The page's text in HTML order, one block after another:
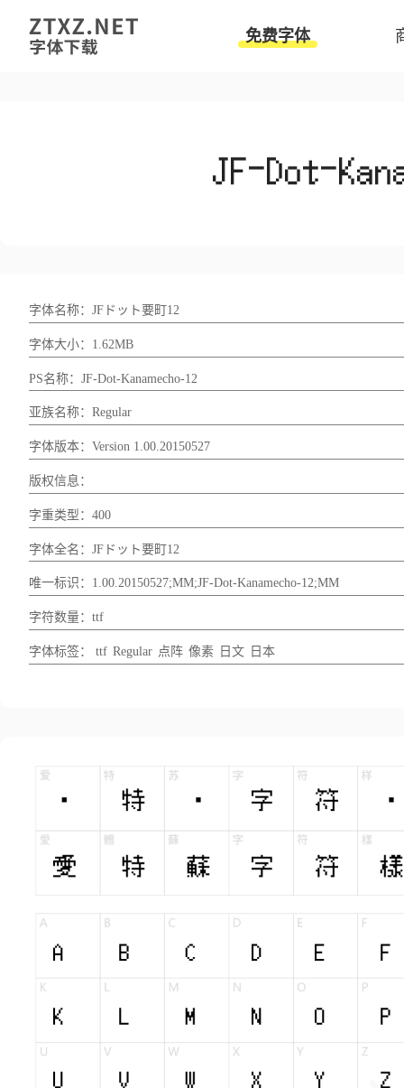
免费字体
字体名称：JFドット要町12
字体大小：1.62MB
PS名称：JF-Dot-Kanamecho-12
亚族名称：Regular
字体版本：Version 1.00.20150527
版权信息：
字重类型：400
字体全名：JFドット要町12
唯一标识：1.00.20150527;MM;JF-Dot-Kanamecho-12;MM
字符数量：ttf
字体标签： ttf Regular 点阵 像素 日文 日本